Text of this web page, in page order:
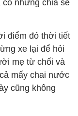
có những chia sẻ
điểm đó thời tiết
xe lại để hỏi
mẹ từ chối và
mấy chai nước
cũng không